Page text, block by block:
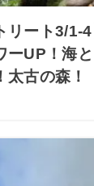
リート3/1-
ーUP！海
太古の森！